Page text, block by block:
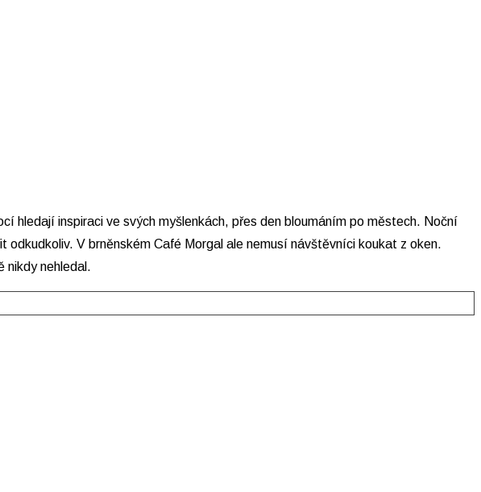
hledají inspiraci ve svých myšlenkách, přes den bloumáním po městech. Noční
V brněnském Café Morgal ale nemusí návštěvníci koukat z oken.
nikdy nehledal.